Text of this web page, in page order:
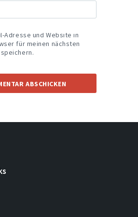
Adresse und Website in
für meinen nächsten